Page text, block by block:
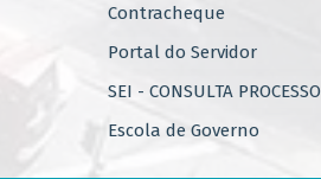
Contracheque
Portal do Servidor
SEI - CONSULTA PROCESSO
Escola de Governo